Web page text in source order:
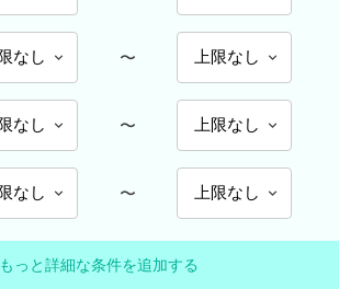
〜
〜
〜
もっと詳細な条件を追加する